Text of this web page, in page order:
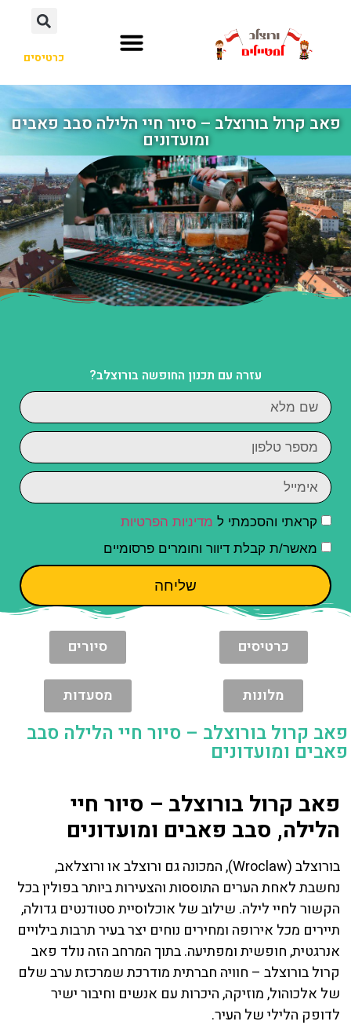
כרטיסים
פאב קרול בורוצלב – סיור חיי הלילה סבב פאבים
ומועדונים
עזרה עם תכנון החופשה בורוצלב?
קראתי והסכמתי ל מדיניות הפרטיות
מאשר/ת קבלת דיוור וחומרים פרסומיים
שליחה
כרטיסים סיורים
מלונות מסעדות
פאב קרול בורוצלב – סיור חיי הלילה סבב
פאבים ומועדונים
פאב קרול בורוצלב – סיור חיי
הלילה, סבב פאבים ומועדונים
בורוצלב (Wroclaw), המכונה גם ורוצלב או ורוצלאב,
נחשבת לאחת הערים התוססות והצעירות ביותר בפולין בכל
הקשור לחיי לילה. שילוב של אוכלוסיית סטודנטים גדולה,
תיירים מכל אירופה ומחירים נוחים יצר בעיר תרבות בילויים
אנרגטית, חופשית ומפתיעה. בתוך המרחב הזה נולד פאב
קרול בורוצלב – חוויה חברתית מודרכת שמרכזת ערב שלם
של אלכוהול, מוזיקה, היכרות עם אנשים וחיבור ישיר
לדופק הלילי של העיר.